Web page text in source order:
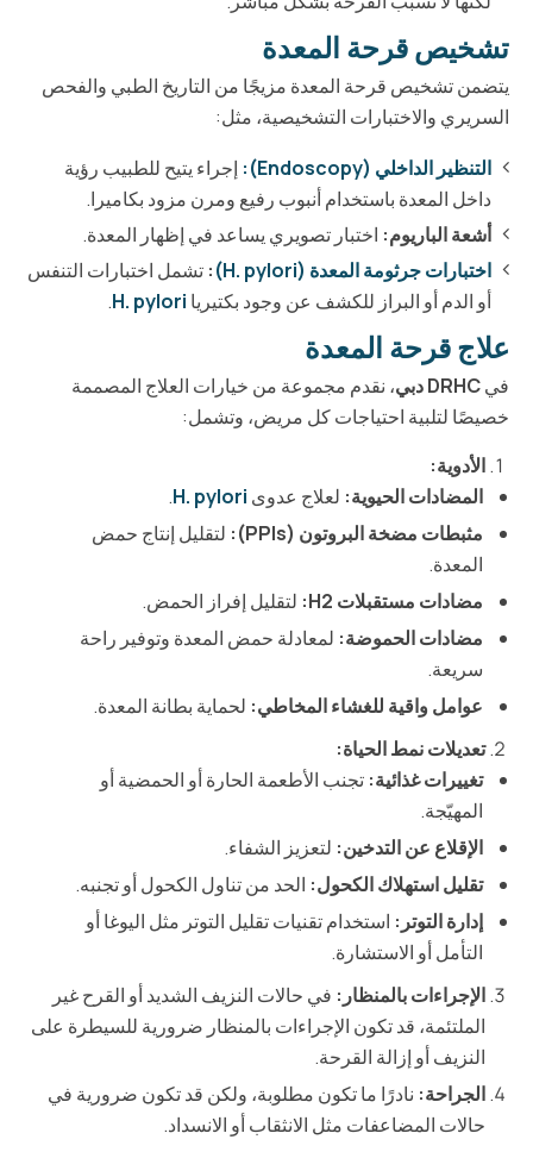
تشخيص قرحة المعدة
يتضمن تشخيص قرحة المعدة مزيجًا من التاريخ الطبي والفحص
السريري والاختبارات التشخيصية، مثل:
التنظير الداخلي (Endoscopy):
إجراء يتيح للطبيب رؤية
داخل المعدة باستخدام أنبوب رفيع ومرن مزود بكاميرا.
أشعة الباريوم: اختبار تصويري يساعد في إظهار المعدة.
اختبارات جرثومة المعدة (H. pylori)
: تشمل اختبارات التنفس
أو الدم أو البراز للكشف عن وجود بكتيريا H. pylori
.
علاج قرحة المعدة
فيDRHC دبي
، نقدم مجموعة من خيارات العلاج المصممة
خصيصًا لتلبية احتياجات كل مريض، وتشمل:
الأدوية:
المضادات الحيوية: لعلاج عدوى H. pylori
.
مثبطات مضخة البروتون (PPIs):
لتقليل إنتاج حمض
المعدة.
مضادات مستقبلات H2:
لتقليل إفراز الحمض.
مضادات الحموضة: لمعادلة حمض المعدة وتوفير راحة
سريعة.
عوامل واقية للغشاء المخاطي: لحماية بطانة المعدة.
تعديلات نمط الحياة:
تغييرات غذائية: تجنب الأطعمة الحارة أو الحمضية أو
المهيّجة.
الإقلاع عن التدخين: لتعزيز الشفاء.
تقليل استهلاك الكحول: الحد من تناول الكحول أو تجنبه.
إدارة التوتر: استخدام تقنيات تقليل التوتر مثل اليوغا أو
التأمل أو الاستشارة.
الإجراءات بالمنظار: في حالات النزيف الشديد أو القرح غير
الملتئمة، قد تكون الإجراءات بالمنظار ضرورية للسيطرة على
النزيف أو إزالة القرحة.
الجراحة: نادرًا ما تكون مطلوبة، ولكن قد تكون ضرورية في
حالات المضاعفات مثل الانثقاب أو الانسداد.